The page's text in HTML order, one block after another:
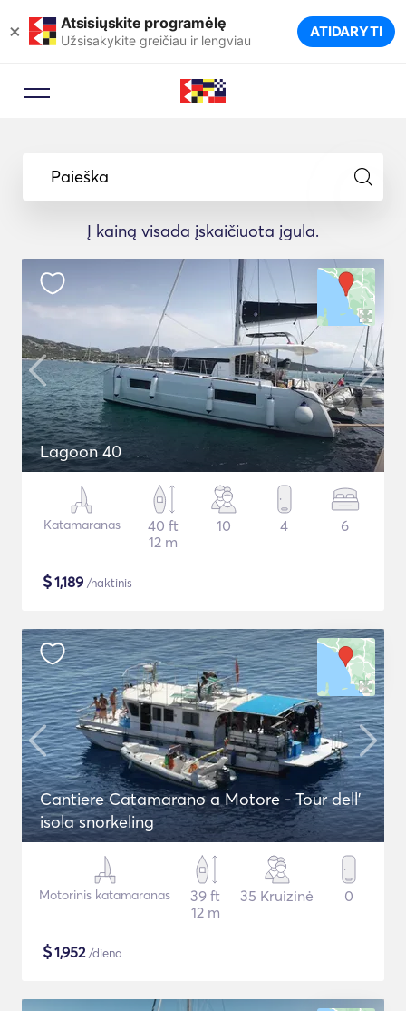
× Atsisiųskite programėlę
Užsisakykite greičiau ir lengviau ATIDARYTI
Paieška
Į kainą visada įskaičiuota įgula.
Lagoon 40
Katamaranas
40 ft
12 m
10 4 6
$1,189 /naktinis
Cantiere Catamarano a Motore - Tour dell'
isola snorkeling
Motorinis katamaranas
39 ft
12 m
35 Kruizinė 0
$1,952/diena